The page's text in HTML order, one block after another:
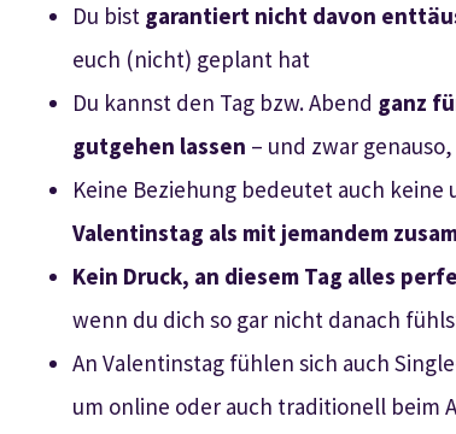
Du bist garantiert nicht davon
euch (nicht) geplant hat
Du kannst den Tag bzw. Abend ganz
gutgehen lassen – und zwar
Keine Beziehung bedeutet auch
Valentinstag als mit jemandem
Kein Druck, an diesem Tag alles
wenn du dich so gar nicht danach
An Valentinstag fühlen sich auch
um online oder auch traditionell beim